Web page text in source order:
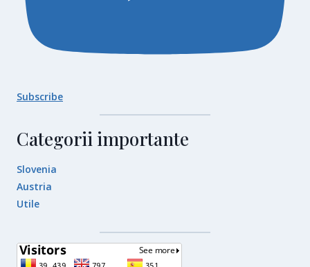
Subscribe
Categorii importante
Slovenia
Austria
Utile